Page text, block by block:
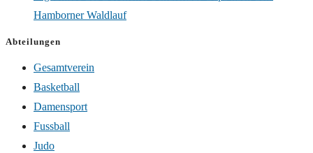
Hamborner Waldlauf
Abteilungen
Gesamtverein
Basketball
Damensport
Fussball
Judo